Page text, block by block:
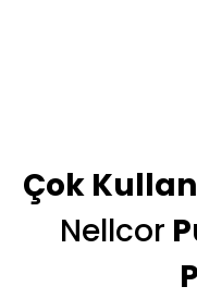
Çok
Nellcor